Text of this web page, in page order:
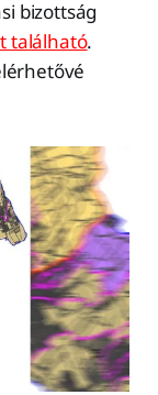
bizottság
található.